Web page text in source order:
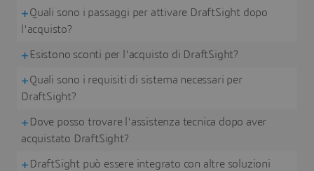
Quali sono i passaggi per attivare DraftSight dopo
l'acquisto?
Esistono sconti per l'acquisto di DraftSight?
Quali sono i requisiti di sistema necessari per
DraftSight?
Dove posso trovare l'assistenza tecnica dopo aver
acquistato DraftSight?
DraftSight può essere integrato con altre soluzioni